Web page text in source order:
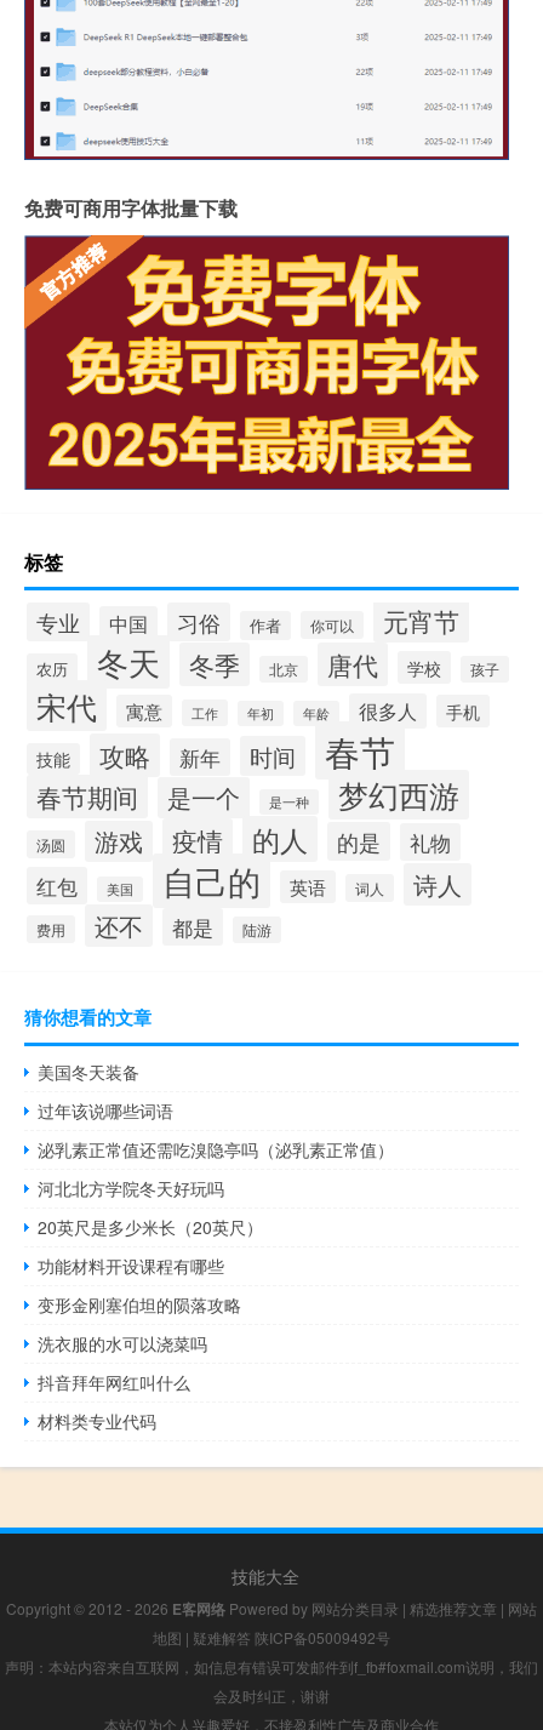
免费可商用字体批量下载
标签
专业 中国 习俗 作者 你可以 元宵节
农历 冬天 冬季 北京 唐代 学校 孩子
宋代 寓意 工作 年初 年龄 很多人 手机
技能 攻略 新年 时间 春节
春节期间 是一个 是一种 梦幻西游
汤圆 游戏 疫情 的人 的是
礼物
红包
美国 自己的 英语 词人 诗人
费用 还不 都是 陆游
猜你想看的文章
美国冬天装备
过年该说哪些词语
泌乳素正常值还需吃溴隐亭吗（泌乳素正常值）
河北北方学院冬天好玩吗
20英尺是多少米长（20英尺）
功能材料开设课程有哪些
变形金刚塞伯坦的陨落攻略
洗衣服的水可以浇菜吗
抖音拜年网红叫什么
材料类专业代码
技能大全
Copyright © 2012 - 2026 E客网络 Powered by 网站分类目录 | 精选推荐文章 | 网站
地图 | 疑难解答 陕ICP备05009492号
声明：本站内容来自互联网，如信息有错误可发邮件到f_fb#foxmail.com说明，我们
会及时纠正，谢谢
本站仅为个人兴趣爱好，不接盈利性广告及商业合作